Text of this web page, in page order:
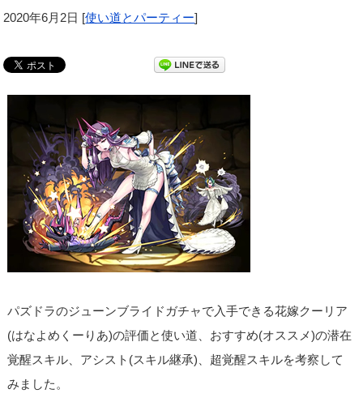
2020年6月2日 [使い道とパーティー]
パズドラのジューンブライドガチャで入手できる花嫁クーリア
(はなよめくーりあ)の評価と使い道、おすすめ(オススメ)の潜在
覚醒スキル、アシスト(スキル継承)、超覚醒スキルを考察して
みました。